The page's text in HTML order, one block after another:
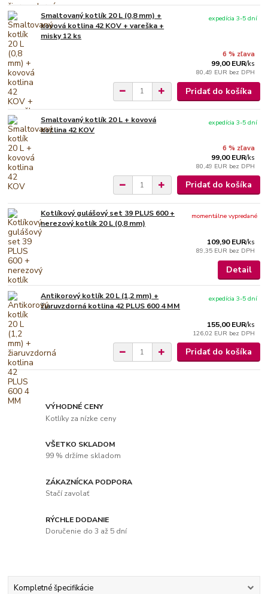
Smaltovaný kotlík 20 L (0,8 mm) +
kovová kotlina 42 KOV + vareška +
misky 12 ks
6 % zľava
99,00 EUR/ks
80,49 EUR bez DPH
expedícia 3-5 dní
Pridať do košíka
Smaltovaný kotlík 20 L + kovová
kotlina 42 KOV
6 % zľava
99,00 EUR/ks
80,49 EUR bez DPH
expedícia 3-5 dní
Pridať do košíka
Kotlíkový gulášový set 39 PLUS 600 +
nerezový kotlík 20 L (0,8 mm)
109,90 EUR/ks
89,35 EUR bez DPH
momentálne vypredané
Detail
Antikorový kotlík 20 L (1,2 mm) +
žiaruvzdorná kotlina 42 PLUS 600 4 MM
155,00 EUR/ks
126,02 EUR bez DPH
expedícia 3-5 dní
Pridať do košíka
VÝHODNÉ CENY
Kotlíky za nízke ceny
VŠETKO SKLADOM
99 % držíme skladom
ZÁKAZNÍCKA PODPORA
Stačí zavolať
RÝCHLE DODANIE
Doručenie do 3 až 5 dní
Kompletné špecifikácie